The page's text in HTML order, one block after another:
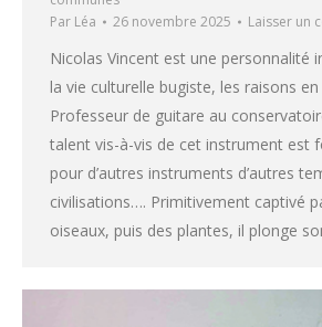
Par Léa 26 novembre 2025 Laisser un
Nicolas Vincent est une personnalité
la vie culturelle bugiste, les raisons
Professeur de guitare au
talent vis-à-vis de cet instrument est
pour d’autres instruments d’autres
civilisations…. Primitivement captivé
oiseaux, puis des plantes, il plonge